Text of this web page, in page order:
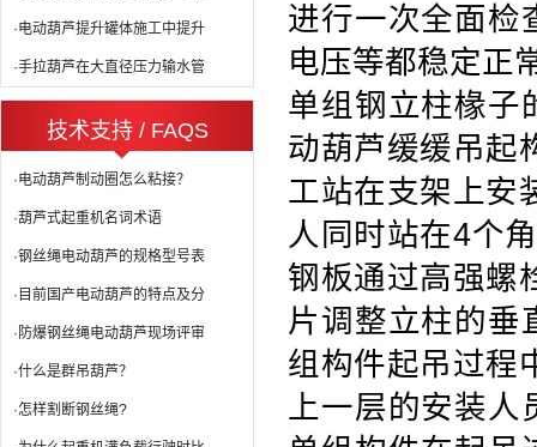
·电动葫芦提升罐体施工中提升
·手拉葫芦在大直径压力输水管
技术支持 / FAQS
·电动葫芦制动圈怎么粘接？
·葫芦式起重机名词术语
·钢丝绳电动葫芦的规格型号表
·目前国产电动葫芦的特点及分
·防爆钢丝绳电动葫芦现场评审
·什么是群吊葫芦？
·怎样割断钢丝绳?
进行一次全面检
电压等都稳定正
单组钢立柱椽子
动葫芦缓缓吊起
工站在支架上安
人同时站在4个
钢板通过高强螺
片调整立柱的垂
组构件起吊过程
上一层的安装人